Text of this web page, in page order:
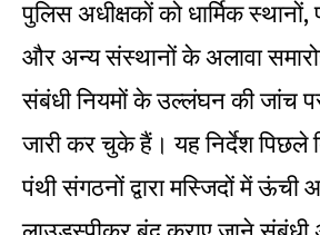
पुलिस अधीक्षकों को धार्मिक
और अन्य संस्थानों के अलावा
संबंधी नियमों के उल्लंघन की जांच पर
जारी कर चुके हैं। यह निर्देश पिछले
पंथी संगठनों द्वारा मस्जिदों में ऊंची